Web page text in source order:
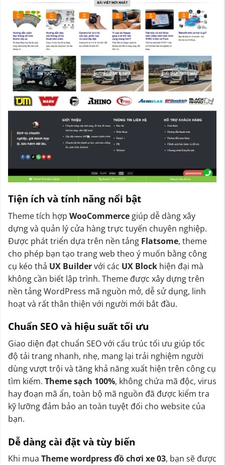
Tiện ích và tính năng nổi bật
Theme tích hợp WooCommerce giúp dễ dàng xây
dựng và quản lý cửa hàng trực tuyến chuyên nghiệp.
Được phát triển dựa trên nền tảng Flatsome, theme
cho phép bạn tạo trang web theo ý muốn bằng công
cụ kéo thả UX Buildervới các UX Block hiện đại mà
không cần biết lập trình. Theme được xây dựng trên
nền tảng WordPress mã nguồn mở, dễ sử dụng, linh
hoạt và rất thân thiện với người mới bắt đầu.
Chuẩn SEO và hiệu suất tối ưu
Giao diện đạt chuẩn SEO với cấu trúc tối ưu giúp tốc
độ tải trang nhanh, nhẹ, mang lại trải nghiệm người
dùng vượt trội và tăng khả năng xuất hiện trên công cụ
tìm kiếm. Theme sạch 100%, không chứa mã độc, virus
hay đoạn mã ẩn, toàn bộ mã nguồn đã được kiểm tra
kỹ lưỡng đảm bảo an toàn tuyệt đối cho website của
bạn.
Dễ dàng cài đặt và tùy biến
Khi mua Theme wordpress đồ chơi xe 03, bạn sẽ được